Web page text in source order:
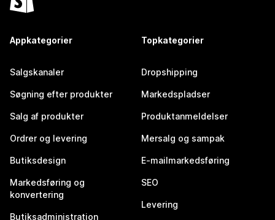
Appkategorier
Salgskanaler
Søgning efter produkter
Salg af produkter
Ordrer og levering
Butiksdesign
Markedsføring og
konvertering
Butiksadministration
Topkategorier
Dropshipping
Markedspladser
Produktanmeldelser
Mersalg og sampak
E-mailmarkedsføring
SEO
Levering